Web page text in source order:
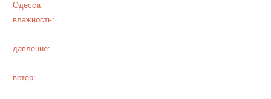
Одесса
влажность:
давление:
ветер: